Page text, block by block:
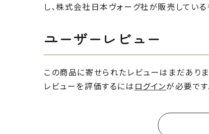
し、株式会社日本ヴォーグ社が販売して
ユーザーレビュー
この商品に寄せられたレビューはまだありま
レビューを評価するには ログインが必要です